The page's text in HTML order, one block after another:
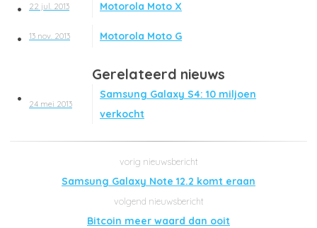
22 jul. 2013 Motorola Moto X
13 nov. 2013 Motorola Moto G
Gerelateerd nieuws
24 mei 2013
Samsung Galaxy S4: 10 miljoen
verkocht
Samsung Galaxy Note 12.2 komt eraan
Bitcoin meer waard dan ooit